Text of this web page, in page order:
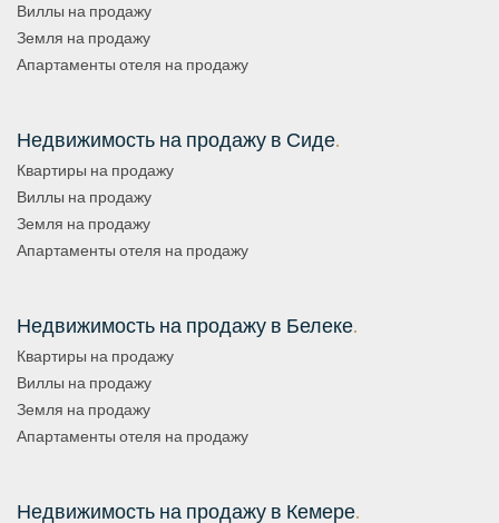
Виллы на продажу
Земля на продажу
Апартаменты отеля на продажу
Недвижимость на продажу в Сиде.
Квартиры на продажу
Виллы на продажу
Земля на продажу
Апартаменты отеля на продажу
Недвижимость на продажу в Белеке.
Квартиры на продажу
Виллы на продажу
Земля на продажу
Апартаменты отеля на продажу
Недвижимость на продажу в Кемере.